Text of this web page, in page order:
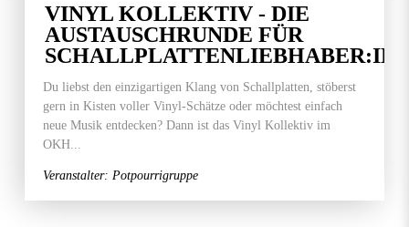
VINYL KOLLEKTIV - DIE
AUSTAUSCHRUNDE FÜR
Du liebst den einzigartigen Klang von Schallplatten, stöberst
gern in Kisten voller Vinyl-Schätze oder möchtest einfach
neue Musik entdecken? Dann ist das Vinyl Kollektiv im
OKH...
Veranstalter: Potpourrigruppe